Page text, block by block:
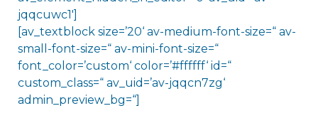
jqqcuwc1′]
[av_textblock size=’20‘ av-medium-font-size=“ av-
small-font-size=“ av-mini-font-size=“
font_color=’custom‘ color=’#ffffff‘ id=“
custom_class=“ av_uid=’av-jqqcn7zg‘
admin_preview_bg=“]